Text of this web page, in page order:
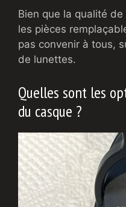
Bien que la qualité
les pièces
pas convenir à tous,
de lunettes.
Quelles sont les
du casque ?